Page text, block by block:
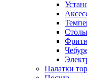
Палатки